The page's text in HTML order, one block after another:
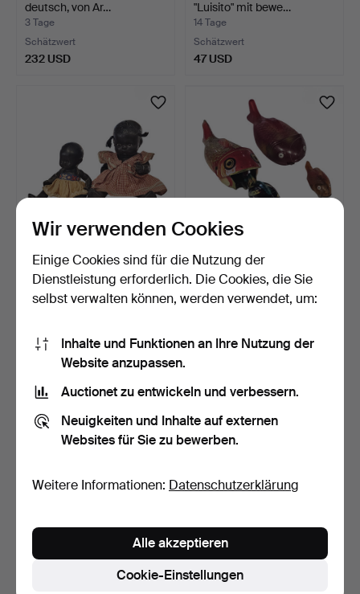
deutsch, von Ar…
3 Tage
Schätzwert
232 USD
"Luisito" mit bewe…
14 Tage
Schätzwert
47 USD
Sammlung von zwei
Puppen aus
Kompositionsm…
14 Tage
"Pez grande, Pez chico".
Zwei Vintage-Blec…
14 Tage
Kewpie. Vintage Lefton,
14 Tage
Sammlung von drei Puppen
aus Kompositionsm…
14 Tage
Schätzwert
Wir verwenden Cookies
Einige Cookies sind für die Nutzung der
Dienstleistung erforderlich. Die Cookies, die Sie
selbst verwalten können, werden verwendet, um:
Inhalte und Funktionen an Ihre Nutzung der
Website anzupassen.
Auctionet zu entwickeln und verbessern.
Neuigkeiten und Inhalte auf externen
Websites für Sie zu bewerben.
Weitere Informationen: Datenschutzerklärung
Cookie-Einstellungen
Alle akzeptieren